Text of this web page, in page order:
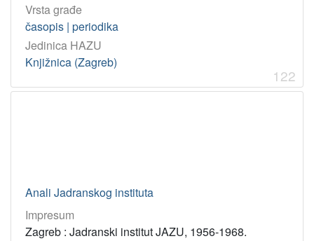
Vrsta građe
časopis | periodika
Jedinica HAZU
Knjižnica (Zagreb)
122
Anali Jadranskog instituta
Impresum
Zagreb : Jadranski institut JAZU, 1956-1968.